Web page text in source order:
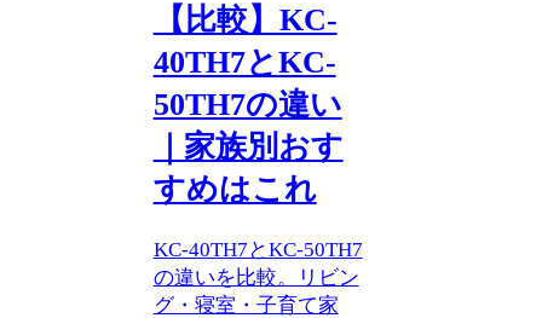
【比較】KC-
40TH7とKC-
50TH7の違い
｜家族別おす
すめはこれ
KC-40TH7とKC-50TH7
の違いを比較。リビン
グ・寝室・子育て家